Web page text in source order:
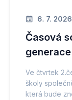
6. 7. 2026
Časová
generace
Ve čtvrtek
školy
která bude